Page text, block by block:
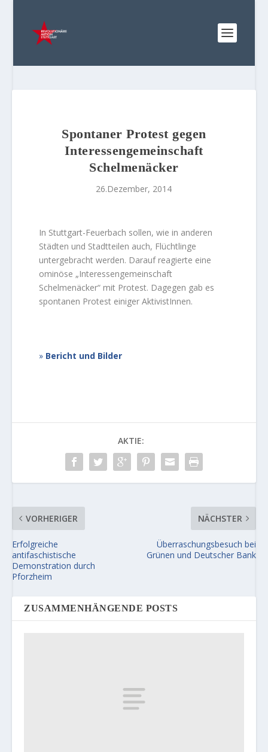
Spontaner Protest gegen
Interessengemeinschaft
Schelmenäcker
26.Dezember, 2014
In Stuttgart-Feuerbach sollen, wie in anderen
Städten und Stadtteilen auch, Flüchtlinge
untergebracht werden. Darauf reagierte eine
ominöse „Interessengemeinschaft
Schelmenäcker“ mit Protest. Dagegen gab es
spontanen Protest einiger AktivistInnen.
Bericht und Bilder
AKTIE:
VORHERIGER
Erfolgreiche
antifaschistische
Demonstration durch
Pforzheim
NÄCHSTER
Überraschungsbesuch bei
Grünen und Deutscher Bank
ZUSAMMENHÄNGENDE POSTS